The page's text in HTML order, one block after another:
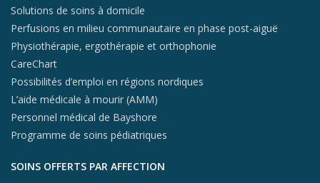
Solutions de soins à domicile
Perfusions en milieu communautaire en phase post-aiguë
Physiothérapie, ergothérapie et orthophonie
CareChart
Possibilités d’emploi en régions nordiques
L’aide médicale à mourir (AMM)
Personnel médical de Bayshore
Programme de soins pédiatriques
SOINS OFFERTS PAR AFFECTION